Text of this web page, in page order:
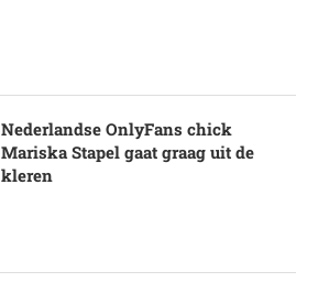
Nederlandse OnlyFans chick
Mariska Stapel gaat graag uit de
kleren